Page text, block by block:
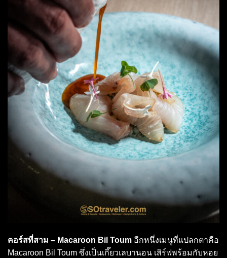
คอร์สที่สาม – Macaroon Bil Toum อีกหนึ่งเมนูที่แปลกตาคือ
Macaroon Bil Toum ซึ่งเป็นเกี๊ยวเลบานอน เสิร์ฟพร้อมกับหอย